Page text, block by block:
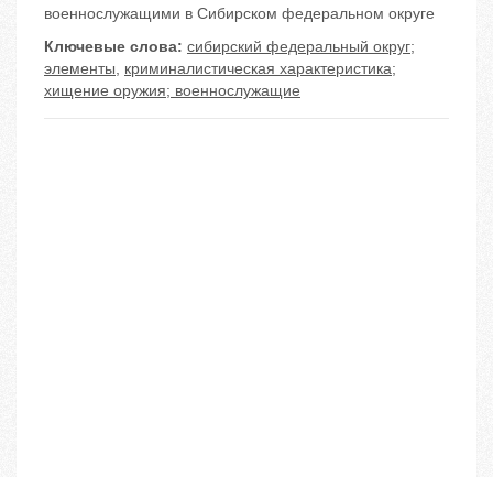
военнослужащими в Сибирском федеральном округе
Ключевые слова: сибирский федеральный округ;
элементы, криминалистическая характеристика;
хищение оружия; военнослужащие